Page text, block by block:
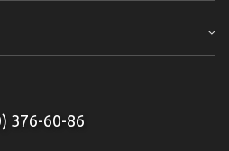
376-60-86